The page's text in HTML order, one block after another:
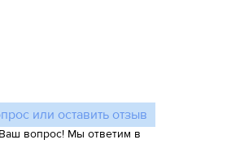
или оставить отзыв
вопрос! Мы ответим в